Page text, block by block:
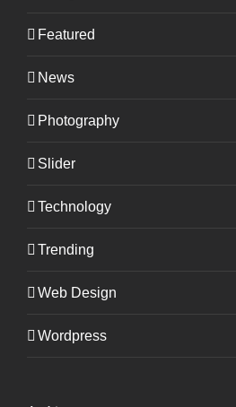
Featured
News
Photography
Slider
Technology
Trending
Web Design
Wordpress